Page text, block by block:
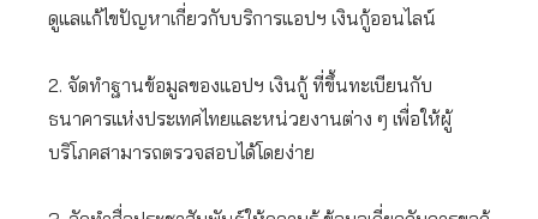
ดูแลแก้ไขปัญหาเกี่ยวกับบริการแอปฯ เงินกู้ออนไลน์
2. จัดทำฐานข้อมูลของแอปฯ เงินกู้ ที่ขึ้นทะเบียนกับ
ธนาคารแห่งประเทศไทยและหน่วยงานต่าง ๆ เพื่อให้ผู้
บริโภคสามารถตรวจสอบได้โดยง่าย